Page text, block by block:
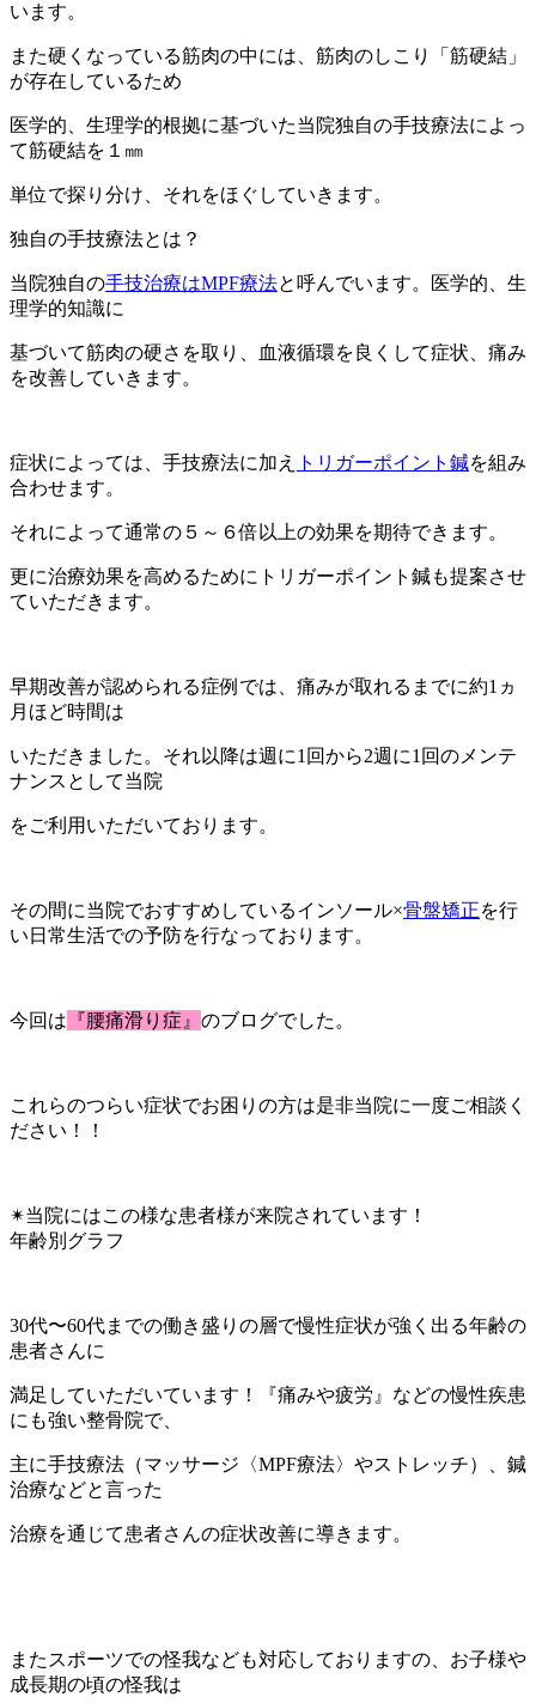
います。
また硬くなっている筋肉の中には、筋肉のしこり「筋硬結」
が存在しているため
医学的、生理学的根拠に基づいた当院独自の手技療法によっ
て筋硬結を１㎜
単位で探り分け、それをほぐしていきます。
独自の手技療法とは？
当院独自の手技治療はMPF療法と呼んでいます。医学的、生
理学的知識に
基づいて筋肉の硬さを取り、血液循環を良くして症状、痛み
を改善していきます。
症状によっては、手技療法に加え トリガーポイント鍼を組み
合わせます。
それによって通常の５～６倍以上の効果を期待できます。
更に治療効果を高めるためにトリガーポイント鍼も提案させ
ていただきます。
早期改善が認められる症例では、痛みが取れるまでに約1ヵ
月ほど時間は
いただきました。それ以降は週に1回から2週に1回のメンテ
ナンスとして当院
をご利用いただいております。
その間に当院でおすすめしているインソール×骨盤矯正を行
い日常生活での予防を行なっております。
今回は 『腰痛滑り症 』 のブログでした。
これらのつらい症状でお困りの方は是非当院に一度ご相談く
ださい！！
✴︎当院にはこの様な患者様が来院されています！
年齢別グラフ
30代〜60代までの働き盛りの層で慢性症状が強く出る年齢の
患者さんに
満足していただいています！『痛みや疲労』などの慢性疾患
にも強い整骨院で、
主に手技療法（マッサージ〈MPF療法〉やストレッチ）、鍼
治療などと言った
治療を通じて患者さんの症状改善に導きます。
またスポーツでの怪我なども対応しておりますの、お子様や
成長期の頃の怪我は